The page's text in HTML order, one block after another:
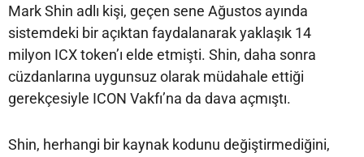
Mark Shin adlı kişi, geçen sene Ağustos ayında
sistemdeki bir açıktan faydalanarak yaklaşık 14
milyon ICX token’ı elde etmişti. Shin, daha sonra
cüzdanlarına uygunsuz olarak müdahale ettiği
gerekçesiyle ICON Vakfı’na da dava açmıştı.
Shin, herhangi bir kaynak kodunu değiştirmediğini,